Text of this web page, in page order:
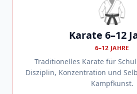
🥋
Karate 6–12
6–12 JAHRE
Traditionelles Karate für
Disziplin, Konzentration und
Kampfkunst.